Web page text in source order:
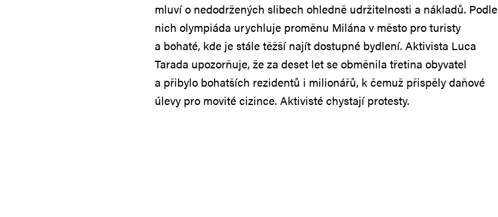
mluví o nedodržených slibech ohledně udržitelnosti a nákladů. Podle
nich olympiáda urychluje proměnu Milána v město pro turisty
a bohaté, kde je stále těžší najít dostupné bydlení. Aktivista Luca
Tarada upozorňuje, že za deset let se obměnila třetina obyvatel
a přibylo bohatších rezidentů i milionářů, k čemuž přispěly daňové
úlevy pro movité cizince. Aktivisté chystají protesty.